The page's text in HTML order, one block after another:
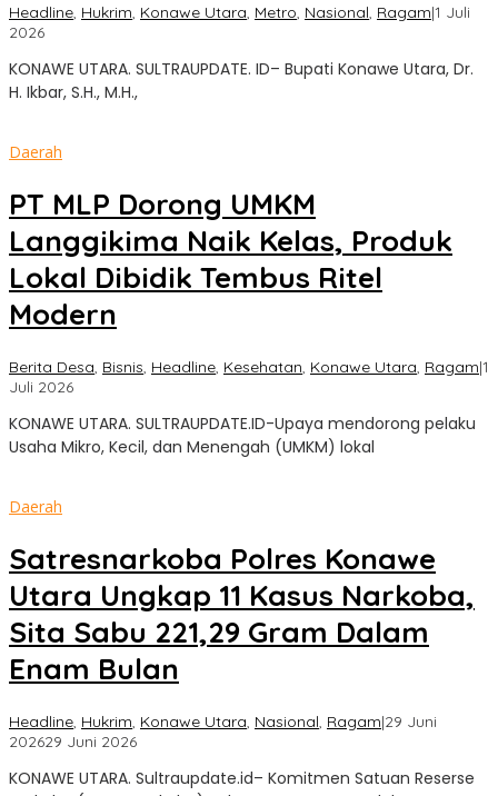
Headline, Hukrim, Konawe Utara, Metro, Nasional, Ragam|1 Juli
2026oleh
Update
KONAWE UTARA. SULTRAUPDATE. ID– Bupati Konawe Utara, Dr.
H. Ikbar, S.H., M.H.,
Daerah
PT MLP Dorong UMKM
Langgikima Naik Kelas, Produk
Lokal Dibidik Tembus Ritel
Modern
Berita Desa, Bisnis, Headline, Kesehatan, Konawe Utara, Ragam|1
Juli 2026oleh
Update
KONAWE UTARA. SULTRAUPDATE.ID-Upaya mendorong pelaku
Usaha Mikro, Kecil, dan Menengah (UMKM) lokal
Daerah
Satresnarkoba Polres Konawe
Utara Ungkap 11 Kasus Narkoba,
Sita Sabu 221,29 Gram Dalam
Enam Bulan
Headline, Hukrim, Konawe Utara, Nasional, Ragam|29 Juni
202629 Juni 2026oleh
Update
KONAWE UTARA. Sultraupdate.id– Komitmen Satuan Reserse